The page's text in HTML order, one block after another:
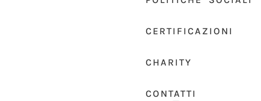
CERTIFICAZIONI
CHARITY
CONTATTI